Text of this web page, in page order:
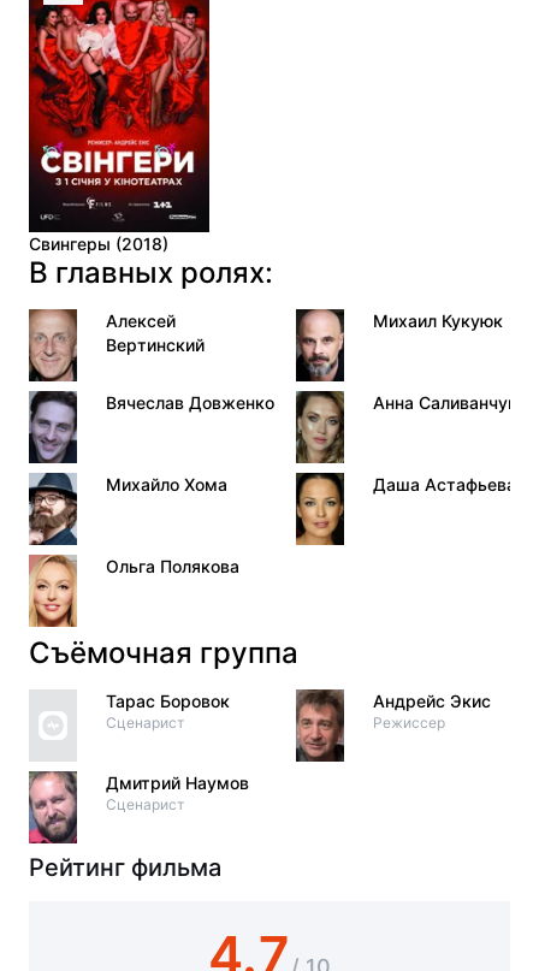
Свингеры (2018)
В главных ролях:
Алексей
Вертинский
Вячеслав Довженко
Михайло Хома
Ольга Полякова
Михаил Кукуюк
Анна Саливанчук
Даша Астафьева
Съёмочная группа
Тарас Боровок
Сценарист
Дмитрий Наумов
Сценарист
Андрейс Экис
Режиссер
Рейтинг фильма
4.7